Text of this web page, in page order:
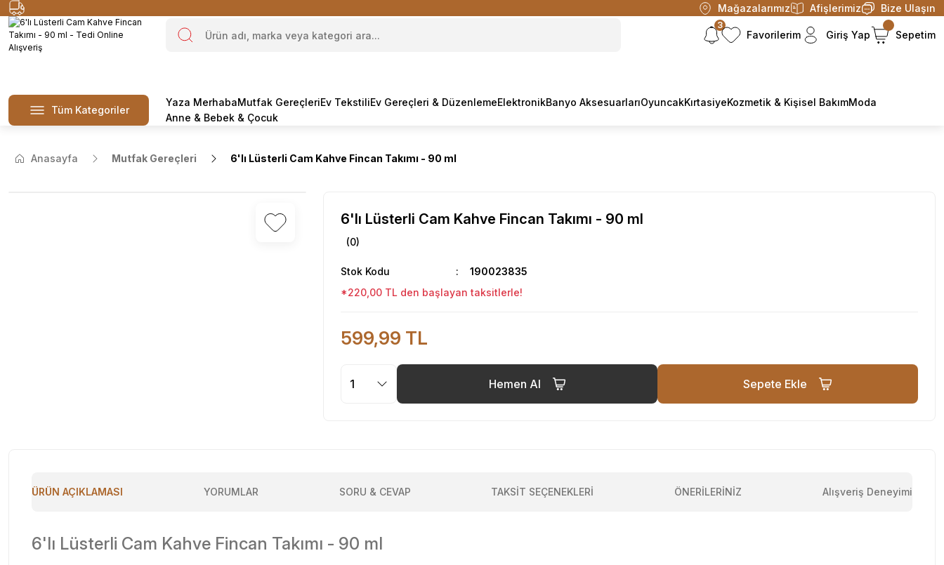
Mağazalarımız Afişlerimiz Bize Ulaşın
3
Favorilerim Giriş Yap Sepetim
Tüm Kategoriler
Yaza MerhabaMutfak GereçleriEv TekstiliEv Gereçleri & DüzenlemeElektronikBanyo AksesuarlarıOyuncakKırtasiyeKozmetik & Kişisel BakımModa
Anne & Bebek & Çocuk
Anasayfa Mutfak Gereçleri 6'lı Lüsterli Cam Kahve Fincan Takımı - 90 ml
6'lı Lüsterli Cam Kahve Fincan Takımı - 90 ml
(0)
Stok Kodu
190023835
*220,00 TL den başlayan taksitlerle!
599,99 TL
Hemen Al Sepete Ekle
ÜRÜN AÇIKLAMASI YORUMLAR SORU & CEVAP TAKSİT SEÇENEKLERİ ÖNERİLERİNİZ Alışveriş Deneyimi
6'lı Lüsterli Cam Kahve Fincan Takımı - 90 ml